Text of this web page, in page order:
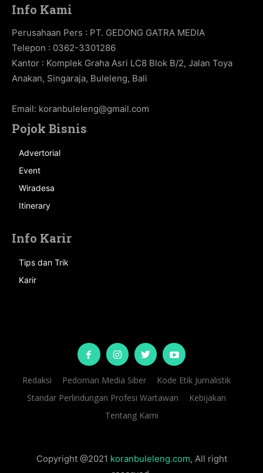
Info Kami
Perusahaan Pers : PT. GEDONG GATRA MEDIA
Telepon : 0362-3301286
Kantor : Komplek Graha Asri LC8 Blok B/2, Jalan Toya
Anakan, Singaraja, Buleleng, Bali
Email: koranbuleleng@gmail.com
Pojok Bisnis
Advertorial
Event
Wiradesa
Itinerary
Info Karir
Tips dan Trik
Karir
Redaksi Pedoman Media Siber
Kode Etik Jurnalistik
Standar Perlindungan Profesi Wartawan
Kebijakan
Tentang Kami
Copyright @2021 koranbuleleng.com, All right